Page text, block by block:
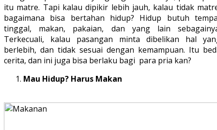
itu matre. Tapi kalau dipikir lebih jauh, kalau tidak
bagaimana bisa bertahan hidup? Hidup butuh
tinggal, makan, pakaian, dan yang lain
Terkecuali, kalau pasangan minta dibelikan hal
berlebih, dan tidak sesuai dengan kemampuan. Itu
cerita, dan ini juga bisa berlaku bagi para pria kan?
Mau Hidup? Harus Makan